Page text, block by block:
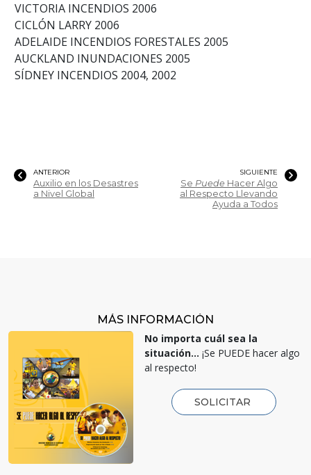
VICTORIA INCENDIOS 2006
CICLÓN LARRY 2006
ADELAIDE INCENDIOS FORESTALES 2005
AUCKLAND INUNDACIONES 2005
SÍDNEY INCENDIOS 2004, 2002
ANTERIOR
Auxilio en los Desastres
a Nivel Global
SIGUIENTE
Se Puede Hacer Algo
al Respecto Llevando
Ayuda a Todos
MÁS INFORMACIÓN
No importa cuál sea la
situación... ¡Se PUEDE hacer algo
al respecto!
SOLICITAR